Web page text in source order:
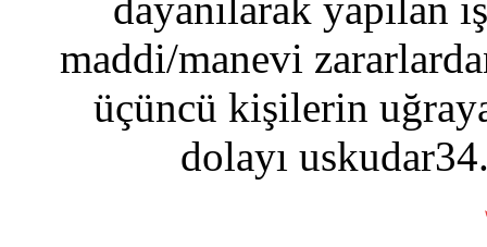
dayanılarak yapılan
maddi/manevi
üçüncü kişilerin
dolayı